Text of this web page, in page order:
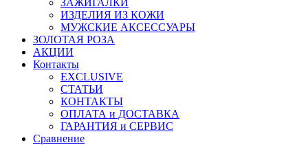
ИЗДЕЛИЯ ИЗ КОЖИ
МУЖСКИЕ АКСЕССУАРЫ
ЗОЛОТАЯ РОЗА
АКЦИИ
Контакты
EXCLUSIVE
СТАТЬИ
КОНТАКТЫ
ОПЛАТА и ДОСТАВКА
ГАРАНТИЯ и СЕРВИС
Сравнение